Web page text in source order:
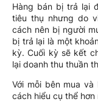
Hàng bán bị trả lại
tiêu thụ nhưng do
cách nên bị người
bị trả lại là một
kỳ. Cuối kỳ sẽ kết
lại doanh thu thuần
Với mỗi bên mua
cách hiểu cụ thể hơn